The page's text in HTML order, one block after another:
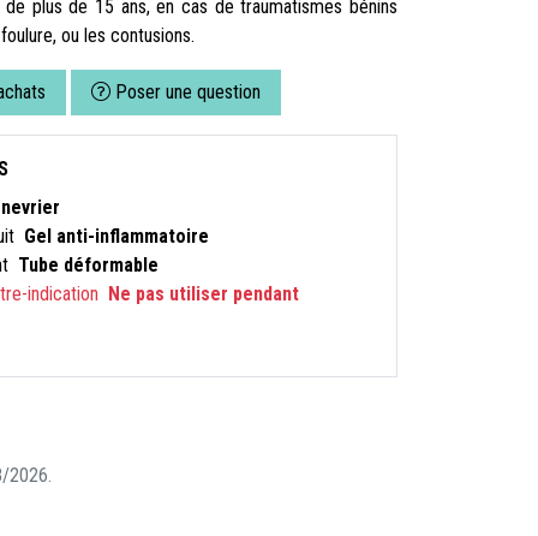
plus de 15 ans, en cas de traumatismes bénins
ou les contusions.
Poser une question
Gel anti-inflammatoire
Tube déformable
indication Ne pas utiliser pendant
2026.